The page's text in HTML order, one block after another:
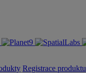
Registrace produktu